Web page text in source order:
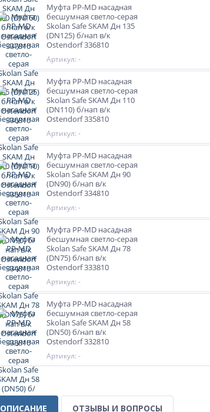
Муфта PP-MD насадная
бесшумная светло-серая
Skolan Safe SKAM Дн 135
(DN125) б/нап в/к
Ostendorf 336810
Артикул: -
Муфта PP-MD насадная
бесшумная светло-серая
Skolan Safe SKAM Дн 110
(DN110) б/нап в/к
Ostendorf 335810
Артикул: -
Муфта PP-MD насадная
бесшумная светло-серая
Skolan Safe SKAM Дн 90
(DN90) б/нап в/к
Ostendorf 334810
Артикул: -
Муфта PP-MD насадная
бесшумная светло-серая
Skolan Safe SKAM Дн 78
(DN75) б/нап в/к
Ostendorf 333810
Артикул: -
Муфта PP-MD насадная
бесшумная светло-серая
Skolan Safe SKAM Дн 58
(DN50) б/нап в/к
Ostendorf 332810
Артикул: -
ОПИСАНИЕ ОТЗЫВЫ И ВОПРОСЫ